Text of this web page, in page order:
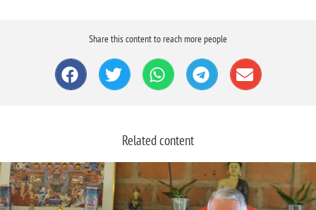
Share this content to reach more people
Related content